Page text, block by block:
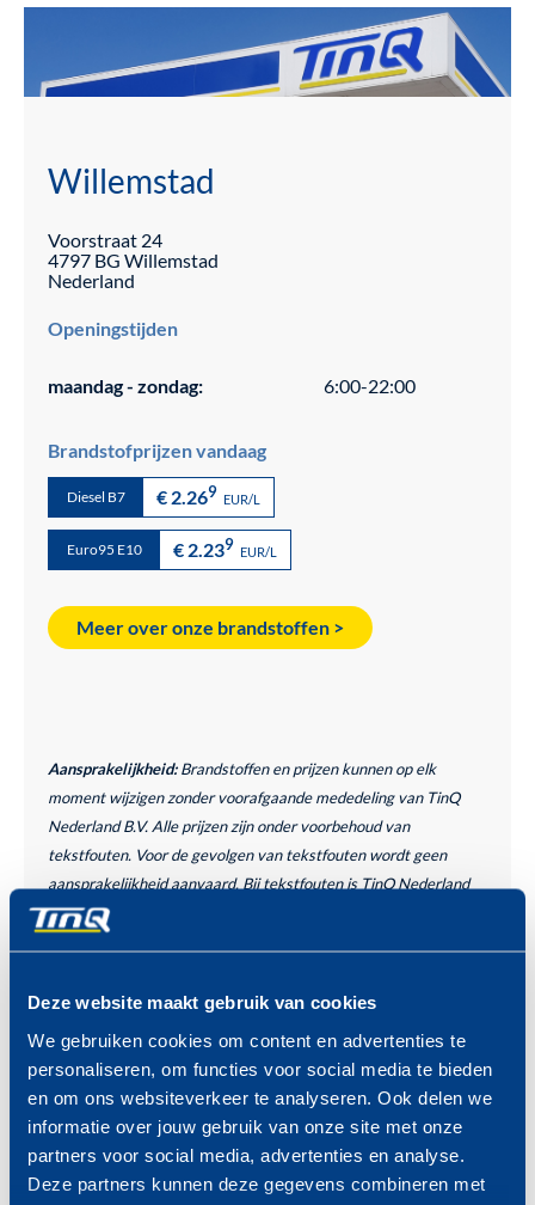
Deze website maakt gebruik van cookies
We gebruiken cookies om content en advertenties te
personaliseren, om functies voor social media te bieden
en om ons websiteverkeer te analyseren. Ook delen we
informatie over jouw gebruik van onze site met onze
partners voor social media, advertenties en analyse.
Deze partners kunnen deze gegevens combineren met
Willemstad
Voorstraat 24
4797 BG Willemstad
Nederland
Openingstijden
maandag - zondag: 6:00-22:00
Brandstofprijzen vandaag
Diesel B7 € 2.269 EUR/L
Euro95 E10 € 2.239 EUR/L
Meer over onze brandstoffen >
Aansprakelijkheid:Brandstoffen en prijzen kunnen op elk
moment wijzigen zonder voorafgaande mededeling van TinQ
Nederland B.V. Alle prijzen zijn onder voorbehoud van
tekstfouten. Voor de gevolgen van tekstfouten wordt geen
aansprakelijkheid aanvaard. Bij tekstfouten is TinQ Nederland
B.V. niet verplicht het betreffende product of de betreffende
PROFITEER VAN DE TINQ
MAZZELDAGEN
Bekijk hier de komende
MAZZELDAGEN >